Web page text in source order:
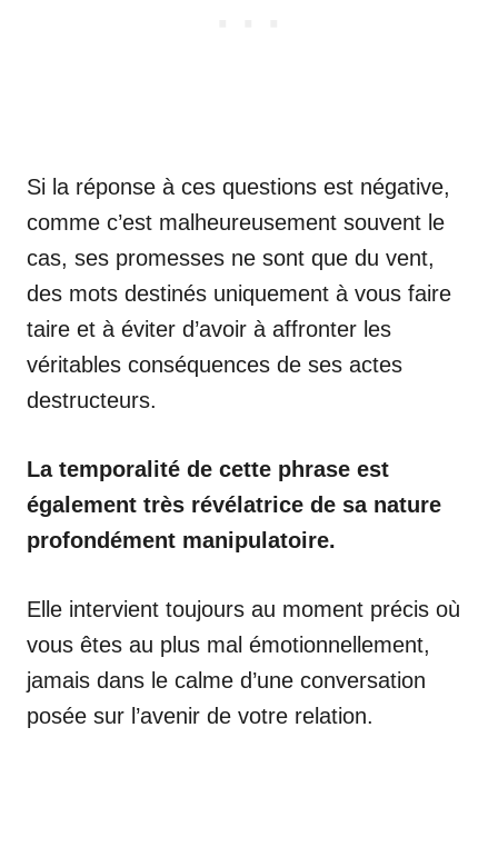
Si la réponse à ces questions est négative,
comme c’est malheureusement souvent le
cas, ses promesses ne sont que du vent,
des mots destinés uniquement à vous faire
taire et à éviter d’avoir à affronter les
véritables conséquences de ses actes
destructeurs.
La temporalité de cette phrase est
également très révélatrice de sa nature
profondément manipulatoire.
Elle intervient toujours au moment précis où
vous êtes au plus mal émotionnellement,
jamais dans le calme d’une conversation
posée sur l’avenir de votre relation.